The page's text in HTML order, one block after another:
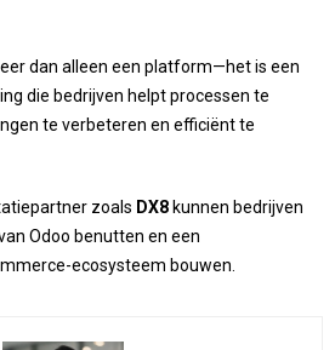
dan alleen een platform—het is een
die bedrijven helpt processen te
te verbeteren en efficiënt te
zoals DX8 kunnen bedrijven
Odoo benutten en een
ecosysteem bouwen.